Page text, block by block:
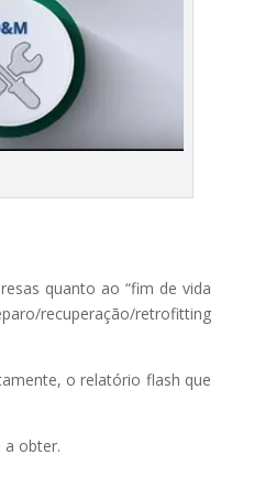
quanto ao “fim de vida
recuperação/retrofitting
o relatório flash que
obter.